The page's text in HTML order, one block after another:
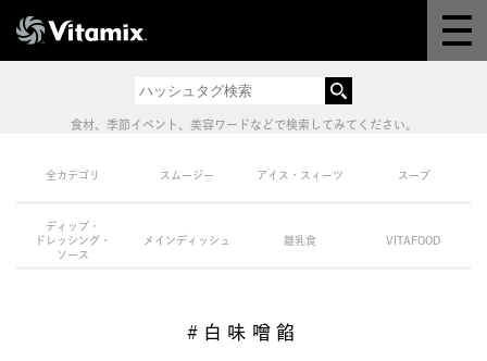
体験＆講座
8つの機能
オンラインストア
食材、季節イベント、美容ワードなどで検索してみてください。
全カテゴリ スムージー アイス・スィーツ スープ
ディップ・
ドレッシング・
ソース
メインディッシュ 離乳食 VITAFOOD
#白味噌餡